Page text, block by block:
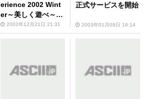
erience 2002 Wint
er～美しく遊べ～ in
東京」開催！
2002年12月21日 21:31
正式サービスを開始
2003年01月09日 19:14